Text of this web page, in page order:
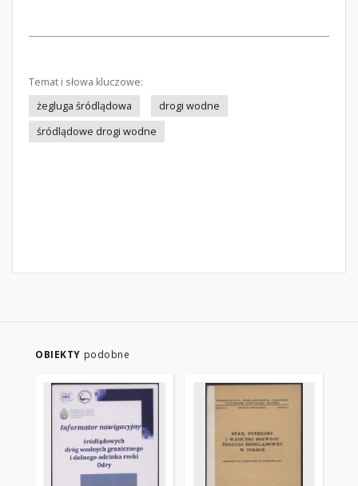
Temat i słowa kluczowe:
żegluga śródlądowa
drogi wodne
śródlądowe drogi wodne
OBIEKTY podobne